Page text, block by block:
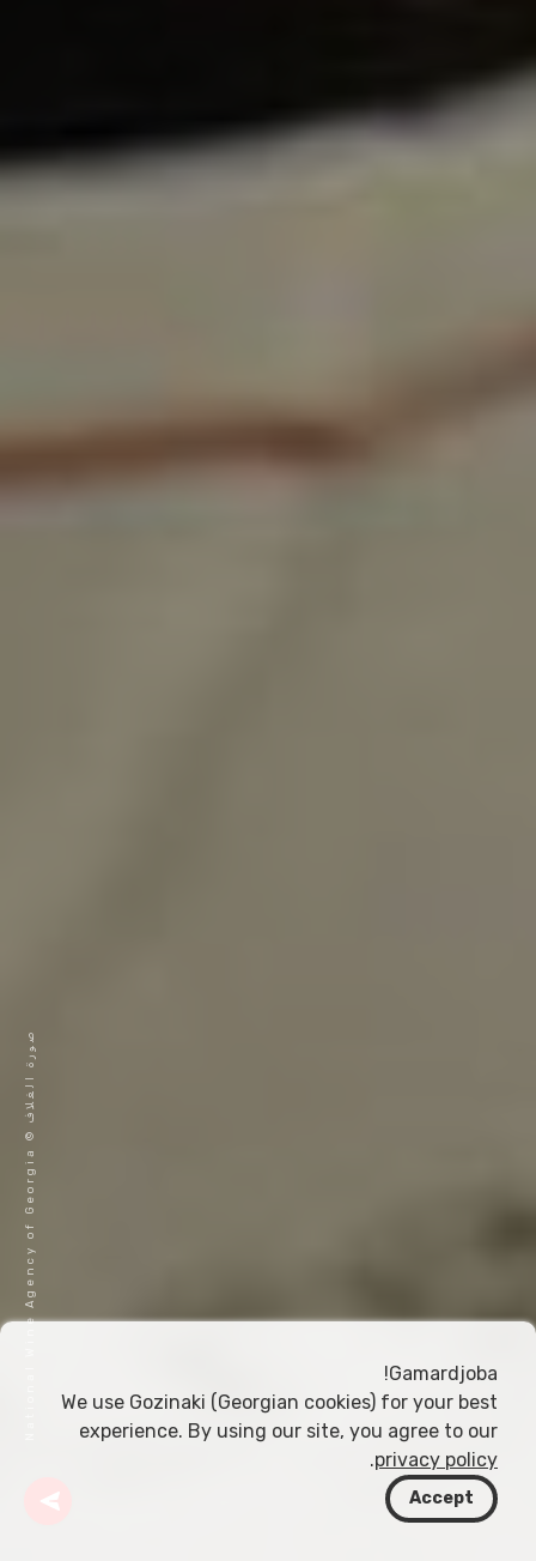
ص
و
ر
ة
ا
ل
غ
ل
ا
ف
©
N
a
t
i
o
n
a
l
W
i
n
e
A
g
e
n
c
y
o
f
G
e
o
r
g
i
a
Gamardjoba!
We use Gozinaki (Georgian cookies) for your best
experience. By using our site, you agree to our
privacy policy
.
Accept